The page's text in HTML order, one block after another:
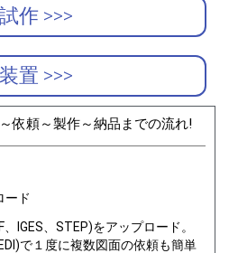
試作 >>>
装置 >>>
依頼～製作～納品までの流れ!
ード
IGES、STEP)をアップロード。
で１度に複数図面の依頼も簡単